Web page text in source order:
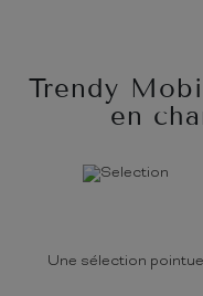
Trendy
en
Une sélection pointue